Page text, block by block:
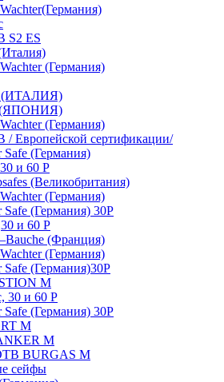
S2 ES
(Германия)
(ИТАЛИЯ)
(Германия)
/ Европейской сертификации/
Safe (Германия)
и 60 P
(Великобритания)
(Германия)
Safe (Германия) 30Р
и 60 P
(Франция)
(Германия)
Safe (Германия)30P
M
30 и 60 P
Safe (Германия) 30Р
M
M
BURGAS M
сейфы